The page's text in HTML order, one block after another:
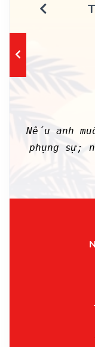
Nếu anh
phụng sự;